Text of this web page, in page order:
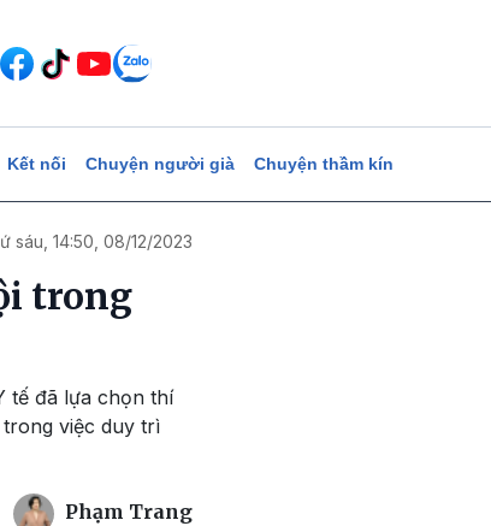
Kết nối Chuyện người già Chuyện thầm kín
sáu, 14:50, 08/12/2023
trong
tế đã lựa chọn thí
việc duy trì
Phạm Trang